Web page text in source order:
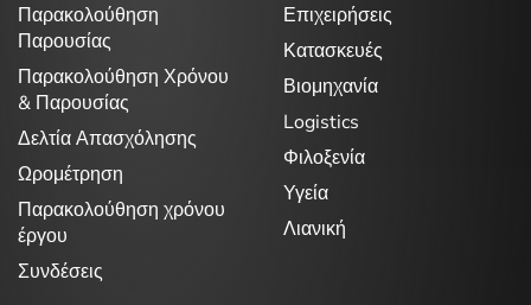
Παρακολούθηση
Παρουσίας
Παρακολούθηση Χρόνου
& Παρουσίας
Δελτία Απασχόλησης
Ωρομέτρηση
Παρακολούθηση χρόνου
έργου
Συνδέσεις
Επιχειρήσεις
Κατασκευές
Βιομηχανία
Logistics
Φιλοξενία
Υγεία
Λιανική